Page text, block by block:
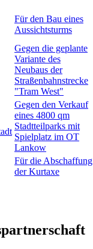
Für den Bau eines
Aussichtsturms
Gegen die geplante
Variante des
Neubaus der
Straßenbahnstrecke
"Tram West"
Gegen den Verkauf
eines 4800 qm
Stadtteilparks mit
Spielplatz im OT
Lankow
Für die Abschaffung
der Kurtaxe